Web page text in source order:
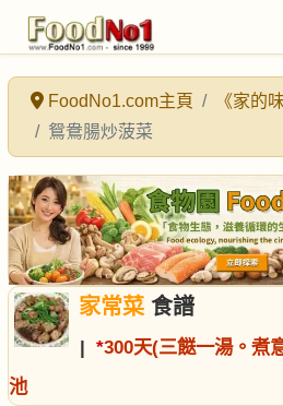
FoodNo1.com主頁 《家的
鴛鴦腸炒菠菜
家常菜食譜
| *300天(三餸一湯。煮
池